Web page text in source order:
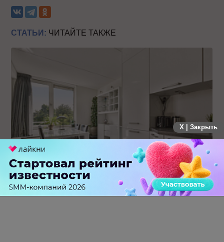
СТАТЬИ: ЧИТАЙТЕ ТАКЖЕ
19 заявок за месяц: как производитель кухонь на заказ
протестировал Авито Рекламу в Самаре
X | Закрыть